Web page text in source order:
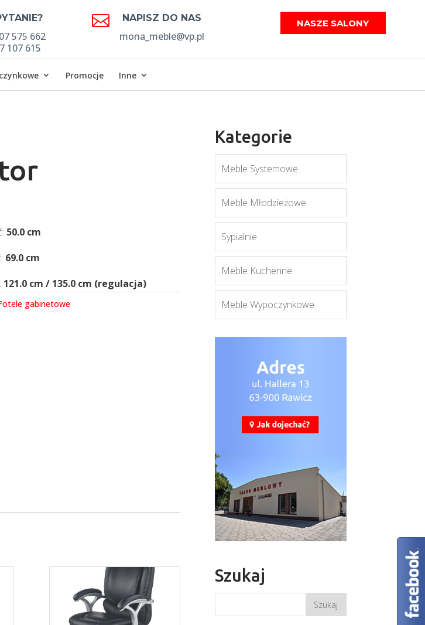
575 662
107 615
 NAPISZ DO NAS
mona_meble@vp.pl
NASZE SALONY
Promocje Inne
50.0 cm
69.0 cm
121.0 cm / 135.0 cm (regulacja)
gabinetowe
Kategorie
Meble Systemowe
Meble Młodzieżowe
Sypialnie
Meble Kuchenne
Meble Wypoczynkowe
Szukaj